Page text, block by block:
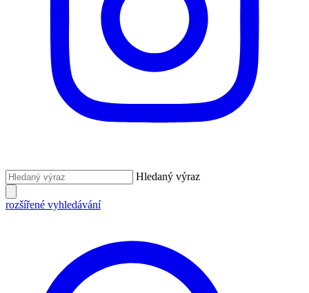
Hledaný výraz
rozšířené vyhledávání